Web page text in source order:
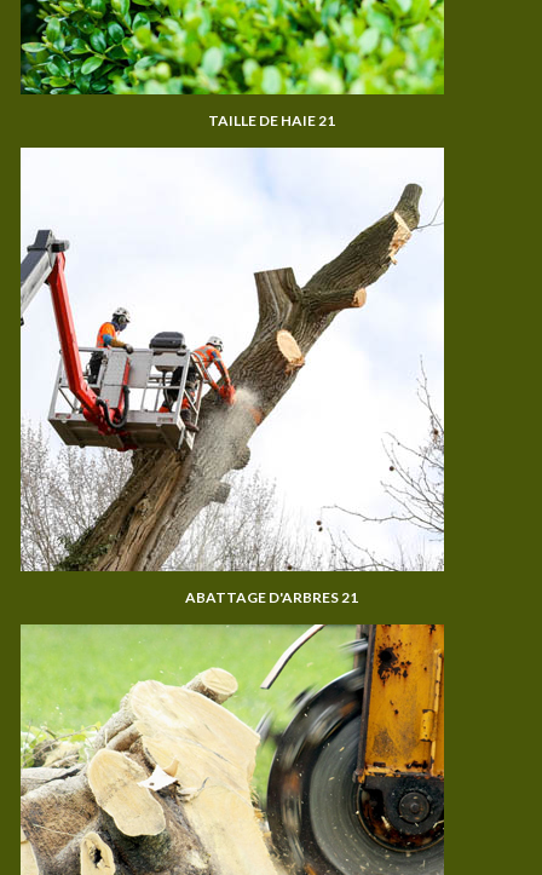
TAILLE DE HAIE 21
ABATTAGE D'ARBRES 21